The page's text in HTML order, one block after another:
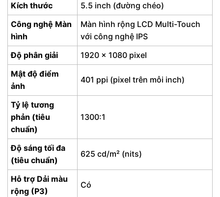
Kích thước
5.5 inch (đường chéo)
Công nghệ Màn
hình
Màn hình rộng LCD Multi-Touch
với công nghệ IPS
Độ phân giải
1920 x 1080 pixel
Mật độ điểm
ảnh
401 ppi (pixel trên mỗi inch)
Tỷ lệ tương
phản (tiêu
chuẩn)
1300:1
Độ sáng tối đa
(tiêu chuẩn)
625 cd/m² (nits)
Hỗ trợ Dải màu
rộng (P3)
Có